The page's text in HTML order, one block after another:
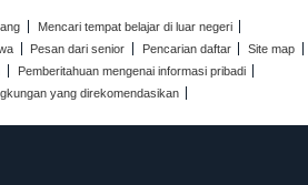
Mencari tempat belajar di luar negeri
Pesan dari senior Pencarian daftar
Site map
Pemberitahuan mengenai informasi pribadi
yang direkomendasikan